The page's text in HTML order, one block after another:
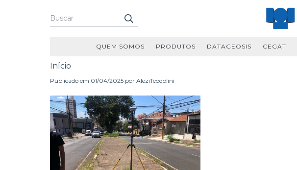
QUEM SOMOS PRODUTOS DATAGEOSIS CEGAT
Início
Publicado em 01/04/2025 por AleziTeodolini